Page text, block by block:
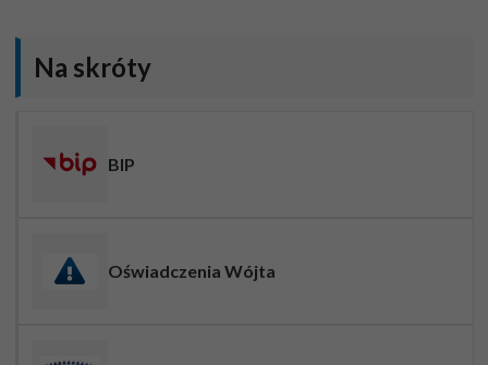
Na skróty
BIP
Oświadczenia Wójta